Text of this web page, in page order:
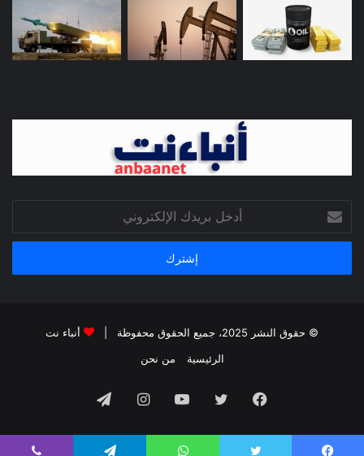
بريدك
الإلكتروني
© حقوق النشر 2025، جميع الحقوق محفوظة |
أنباء نت
الرئيسية
من نحن
فيسبوك تويتر يوتيوبانستقرامتيلقرام